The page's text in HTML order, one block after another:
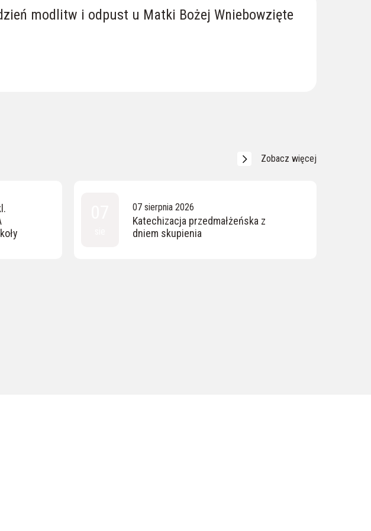
modlitw i odpust u Matki Bożej Wniebowzięte
Zobacz więcej
07 sierpnia 2026
Katechizacja przedmałżeńska z
dniem skupienia